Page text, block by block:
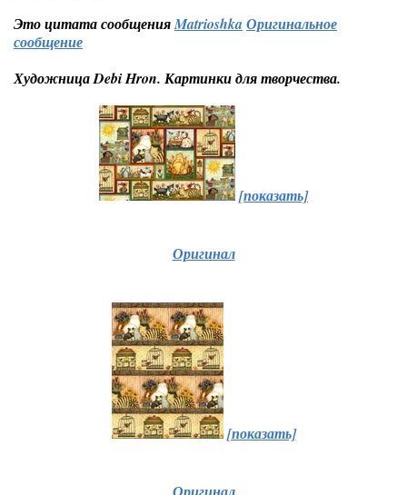
Это цитата сообщенияMatrioshkaОригинальное
сообщение
Художница Debi Hron. Картинки для творчества.
[показать]
Оригинал
[показать]